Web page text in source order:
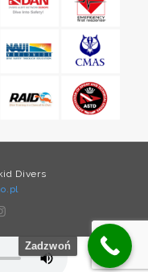
Divers
Zadzwoń